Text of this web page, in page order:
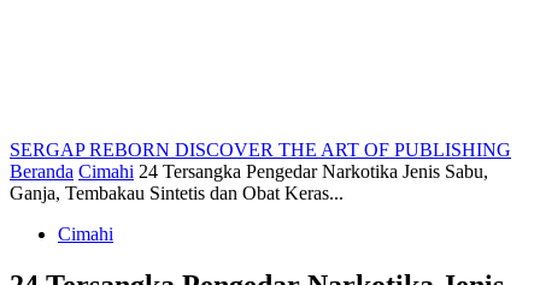
SERGAP REBORN DISCOVER THE ART OF PUBLISHING
Beranda Cimahi 24 Tersangka Pengedar Narkotika Jenis Sabu,
Ganja, Tembakau Sintetis dan Obat Keras...
Cimahi